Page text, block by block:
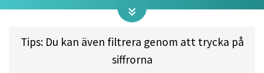
Tips: Du kan även filtrera genom att trycka på
siffrorna